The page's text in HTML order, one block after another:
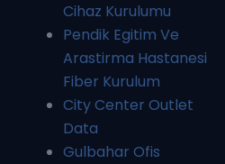
Cihaz Kurulumu
Pendik Egitim Ve
Arastirma Hastanesi
Fiber Kurulum
City Center Outlet
Data
Gulbahar Ofis